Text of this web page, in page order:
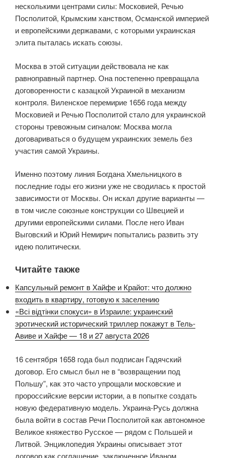
несколькими центрами силы: Московией, Речью
Посполитой, Крымским ханством, Османской империей
и европейскими державами, с которыми украинская
элита пыталась искать союзы.
Москва в этой ситуации действовала не как
равноправный партнер. Она постепенно превращала
договоренности с казацкой Украиной в механизм
контроля. Виленское перемирие 1656 года между
Московией и Речью Посполитой стало для украинской
стороны тревожным сигналом: Москва могла
договариваться о будущем украинских земель без
участия самой Украины.
Именно поэтому линия Богдана Хмельницкого в
последние годы его жизни уже не сводилась к простой
зависимости от Москвы. Он искал другие варианты —
в том числе союзные конструкции со Швецией и
другими европейскими силами. После него Иван
Выговский и Юрий Немирич попытались развить эту
идею политически.
Читайте также
Капсульный ремонт в Хайфе и Крайот: что должно
входить в квартиру, готовую к заселению
«Всі відтінки спокуси» в Израиле: украинский
эротический исторический триллер покажут в Тель-
Авиве и Хайфе — 18 и 27 августа 2026
16 сентября 1658 года был подписан Гадячский
договор. Его смысл был не в “возвращении под
Польшу”, как это часто упрощали московские и
пророссийские версии истории, а в попытке создать
новую федеративную модель. Украина-Русь должна
была войти в состав Речи Посполитой как автономное
Великое княжество Русское — рядом с Польшей и
Литвой. Энциклопедия Украины описывает этот
договор как соглашение, заключенное Иваном